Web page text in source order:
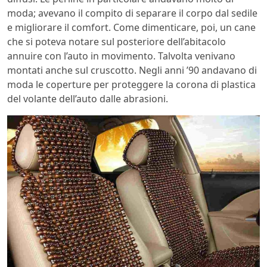
moda; avevano il compito di separare il corpo dal sedile
e migliorare il comfort. Come dimenticare, poi, un cane
che si poteva notare sul posteriore dell’abitacolo
annuire con l’auto in movimento. Talvolta venivano
montati anche sul cruscotto. Negli anni ’90 andavano di
moda le coperture per proteggere la corona di plastica
del volante dell’auto dalle abrasioni.